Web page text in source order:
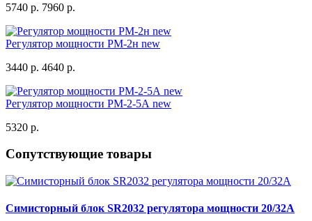
5740 р. 7960 р.
Регулятор мощности РМ-2н new
3440 р. 4640 р.
Регулятор мощности РМ-2-5А new
5320 р.
Сопутствующие товары
Симисторный блок SR2032 регулятора мощности 20/32А